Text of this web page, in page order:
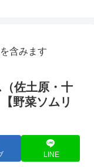
含みます
（佐土原・十
野菜ソムリ
LINE